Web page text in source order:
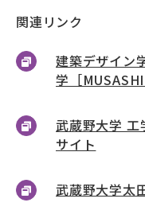
関連リンク
建築デザイン
学［
武蔵野大学 工
サイト
武蔵野大学太